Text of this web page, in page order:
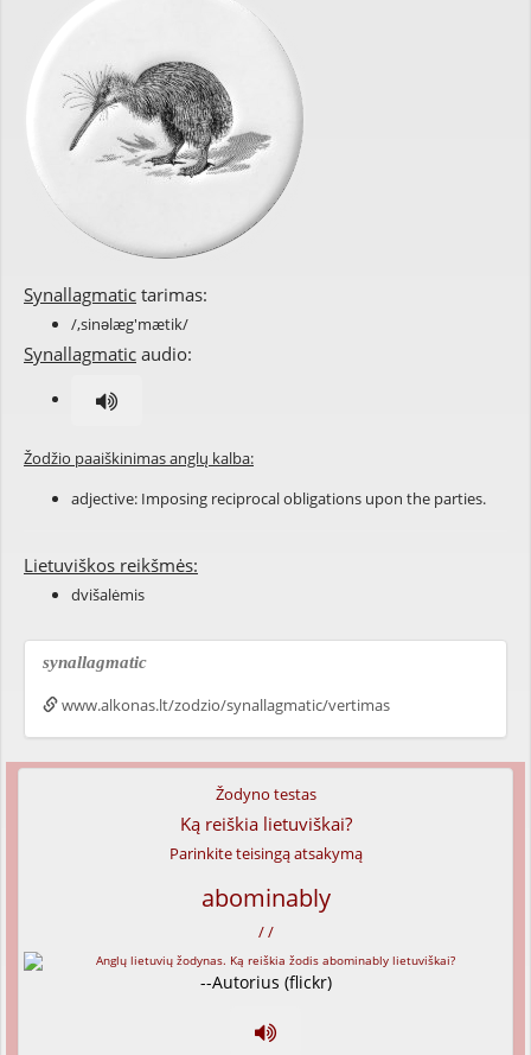
Synallagmatic tarimas:
/,sinəlæg'mætik/
Synallagmatic audio:
Žodžio paaiškinimas anglų kalba:
adjective: Imposing reciprocalobligations upon the parties.
Lietuviškos reikšmės:
dvišalėmis
synallagmatic
www.alkonas.lt/zodzio/synallagmatic/vertimas
Žodyno testas
Ką reiškia lietuviškai?
Parinkite teisingą atsakymą
abominably
/ /
--Autorius (flickr)